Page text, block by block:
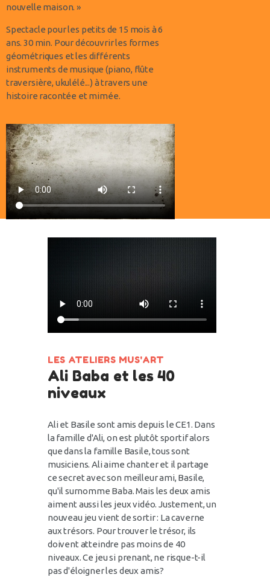
nouvelle maison. »
Spectacle pour les petits de 15 mois à 6
ans. 30 min. Pour découvrir les formes
géométriques et les différents
instruments de musique (piano, flûte
traversière, ukulélé...) à travers une
histoire racontée et mimée.
LES ATELIERS MUS'ART
Ali Baba et les 40
niveaux
Ali et Basile sont amis depuis le CE1. Dans
la famille d'Ali, on est plutôt sportif alors
que dans la famille Basile, tous sont
musiciens. Ali aime chanter et il partage
ce secret avec son meilleur ami, Basile,
qu'il surnomme Baba. Mais les deux amis
aiment aussi les jeux vidéo. Justement, un
nouveau jeu vient de sortir : La caverne
aux trésors. Pour trouver le trésor, ils
doivent atteindre pas moins de 40
niveaux.Ce jeu si prenant, ne risque-t-il
pas d'éloigner les deux amis?